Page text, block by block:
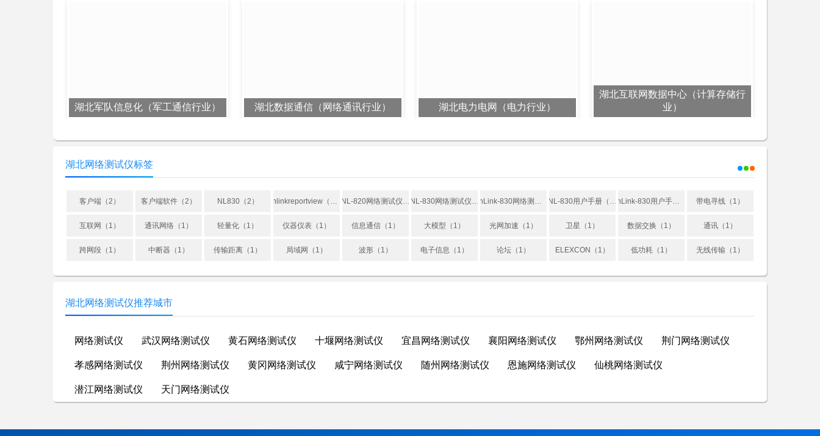
湖北军队信息化（军工通信行业） 湖北数据通信（网络通讯行业） 湖北电力电网（电力行业）
湖北互联网数据中心（计算存储行
业）
湖北网络测试仪标签
客户端（2） 客户端软件（2） NL830（2） nlinkreportview（2） NL-820网络测试仪用户手册（1） NL-830网络测试仪用户手册（1） nLink-830网络测试仪用户手册（1） NL-830用户手册（1） nLink-830用户手册（1） 带电寻线（1）
互联网（1） 通讯网络（1） 轻量化（1） 仪器仪表（1） 信息通信（1） 大模型（1） 光网加速（1） 卫星（1） 数据交换（1） 通讯（1）
跨网段（1） 中断器（1） 传输距离（1） 局域网（1） 波形（1） 电子信息（1） 论坛（1） ELEXCON（1） 低功耗（1） 无线传输（1）
湖北网络测试仪推荐城市
网络测试仪 武汉网络测试仪 黄石网络测试仪 十堰网络测试仪 宜昌网络测试仪 襄阳网络测试仪 鄂州网络测试仪 荆门网络测试仪
孝感网络测试仪 荆州网络测试仪 黄冈网络测试仪 咸宁网络测试仪 随州网络测试仪 恩施网络测试仪 仙桃网络测试仪
潜江网络测试仪 天门网络测试仪